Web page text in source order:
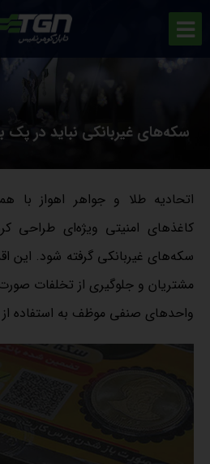
سکه‌های غیربانکی نباید در پک
اتحادیه طلا و جواهر اهواز با
کاغذهای امنیتی ویژه‌ای
سکه‌های غیربانکی گرفته شود. این
مشتریان و جلوگیری از تخلفات
واحدهای صنفی موظف به استفاده